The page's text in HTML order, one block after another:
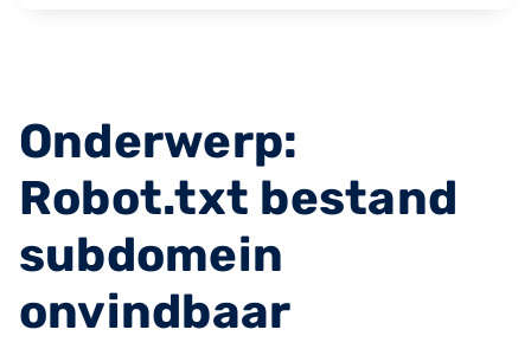
Onderwerp:
Robot.txt bestand
subdomein
onvindbaar